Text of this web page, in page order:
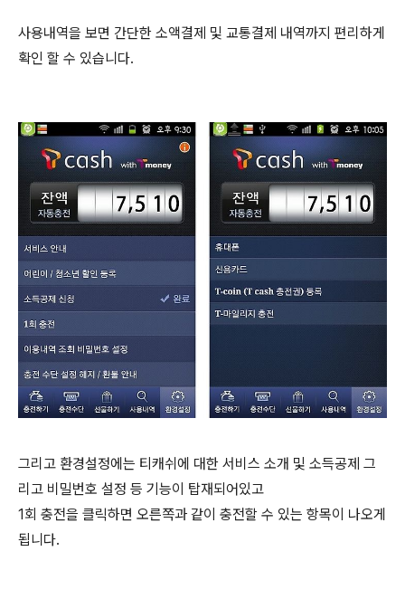
사용내역을 보면 간단한 소액결제 및 교통결제 내역까지 편리하게
확인 할 수 있습니다.
그리고 환경설정에는 티캐쉬에 대한 서비스 소개 및 소득공제 그
리고 비밀번호 설정 등 기능이 탑재되어있고
1회 충전을 클릭하면 오른쪽과 같이 충전할 수 있는 항목이 나오게
됩니다.